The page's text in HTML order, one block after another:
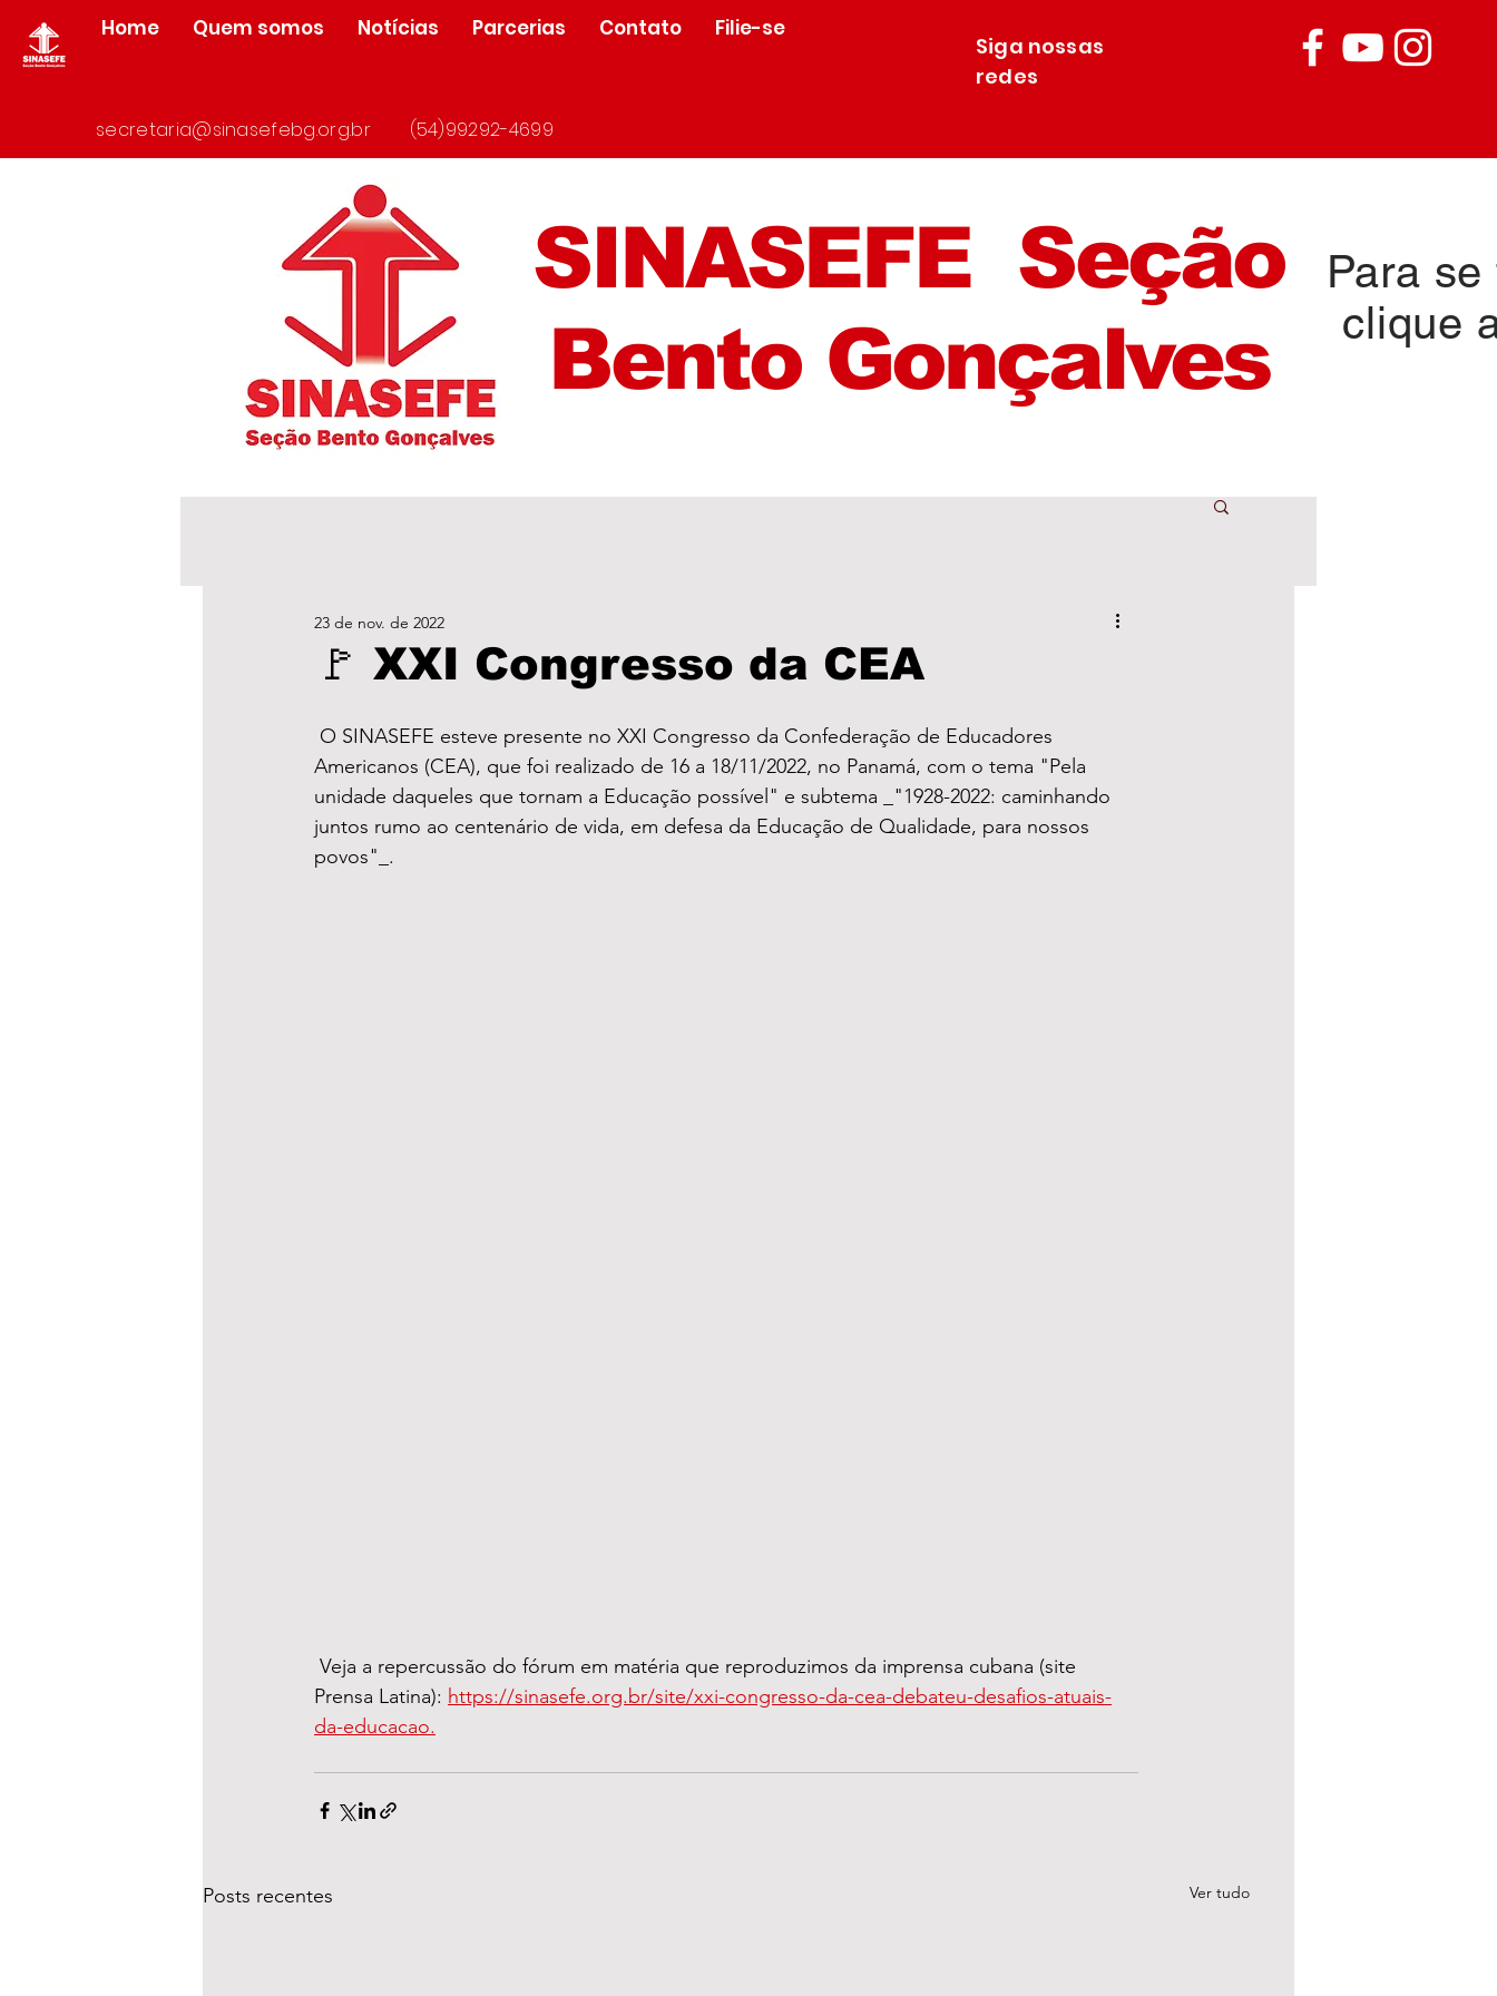
Home Quem somos Notícias Parcerias Contato Filie-se
Siga nossas
redes
secretaria@sinasefebg.org.br(54)99292-4699
SINASEFE Seção
Bento Gonçalves
Para
clique
🚩 XXI Congresso da CEA
23 de nov. de 2022
Americanos (CEA), que foi realizado de 16 a 18/11/2022, no Panamá, com o tema "Pela
unidade daqueles que tornam a Educação possível" e subtema _"1928-2022: caminhando
juntos rumo ao centenário de vida, em defesa da Educação de Qualidade, para nossos
povos"_.
Prensa Latina): https://sinasefe.org.br/site/xxi-congresso-da-cea-debateu-desafios-atuais-
da-educacao.
Posts recentes Ver tudo